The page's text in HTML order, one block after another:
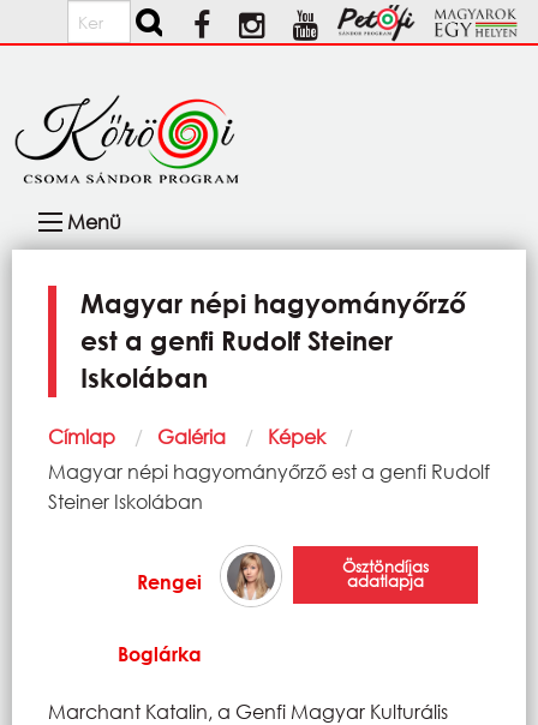
Ugrás a tartalomra
Keresés
navigáció
Menü
Magyar népi hagyományőrző
est a genfi Rudolf Steiner
Iskolában
Morzsa
Címlap Galéria
Képek
Current:
Magyar népi hagyományőrző est a genfi Rudolf
Steiner Iskolában
Rengei
Boglárka
Ösztöndíjas
adatlapja
Marchant Katalin, a Genfi Magyar Kulturális